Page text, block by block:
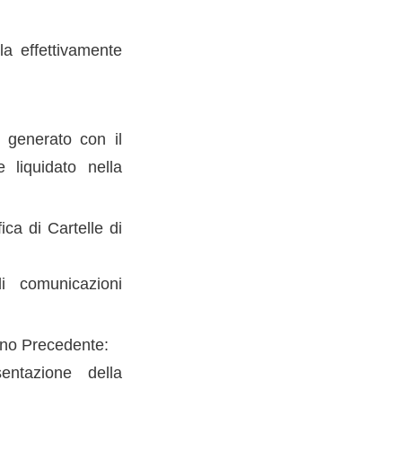
effettivamente
con il
liquidato nella
di Cartelle di
Precedente:
della